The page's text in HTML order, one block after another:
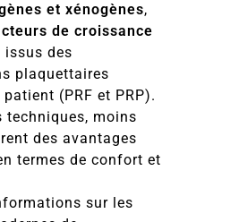
et xénogènes,
de croissance
issus des
plaquettaires
(PRF et PRP).
techniques, moins
des avantages
termes de confort et
sur les